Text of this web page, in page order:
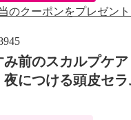
のクーポンをプレゼント
前のスカルプケア
夜につける頭皮セラ